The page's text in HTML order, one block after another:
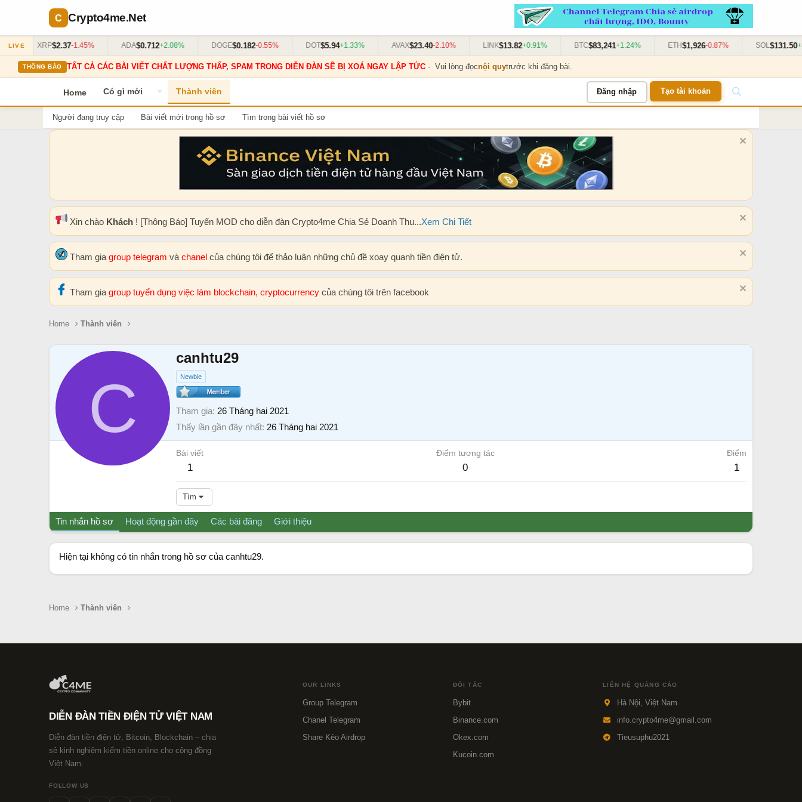
Crypto4me.Net
LIVE XRP$2.37-1.45% ADA$0.712+2.08% DOGE$0.182-0.55% DOT$5.94+1.33% AVAX$23.40-2.10% LINK$13.82+0.91% BTC$83,241+1.24% ETH$1,926-0.87% SOL$131.50
THÔNG BÁO TẤT CẢ CÁC BÀI VIẾT CHẤT LƯỢNG THẤP, SPAM TRONG DIỄN ĐÀN SẼ BỊ XOÁ NGAY LẬP TỨC· Vui lòng đọcnội quytrước khi đăng bài.
Home Có gì mới Thành viên Đăng nhập Tạo tài khoản
Người đang truy cập Bài viết mới trong hồ sơ Tìm trong bài viết hồ sơ
Xin chào Khách ! [Thông Báo] Tuyển MOD cho diễn đàn Crypto4me Chia Sẻ Doanh Thu...Xem Chi Tiết
Tham gia group telegram và chanel của chúng tôi để thảo luận những chủ đề xoay quanh tiền điện tử.
Tham gia group tuyển dụng việc làm blockchain, cryptocurrency của chúng tôi trên facebook
Home Thành viên
C
canhtu29
Newbie
Tham gia 26 Tháng hai 2021
Thấy lần gần đây nhất 26 Tháng hai 2021
Bài viết
1
Điểm tương tác
0
Điểm
1
Tìm
Tin nhắn hồ sơ Hoạt động gần đây Các bài đăng Giới thiệu
Hiện tại không có tin nhắn trong hồ sơ của canhtu29.
Home Thành viên
DIỄN ĐÀN TIỀN ĐIỆN TỬ VIỆT NAM
Diễn đàn tiền điện tử, Bitcoin, Blockchain – chia
sẻ kinh nghiệm kiếm tiền online cho cộng đồng
Việt Nam.
FOLLOW US
OUR LINKS
Group Telegram
Chanel Telegram
Share Kèo Airdrop
ĐỐI TÁC
Bybit
Binance.com
Okex.com
Kucoin.com
LIÊN HỆ QUẢNG CÁO
Hà Nội, Việt Nam
info.crypto4me@gmail.com
Tieusuphu2021